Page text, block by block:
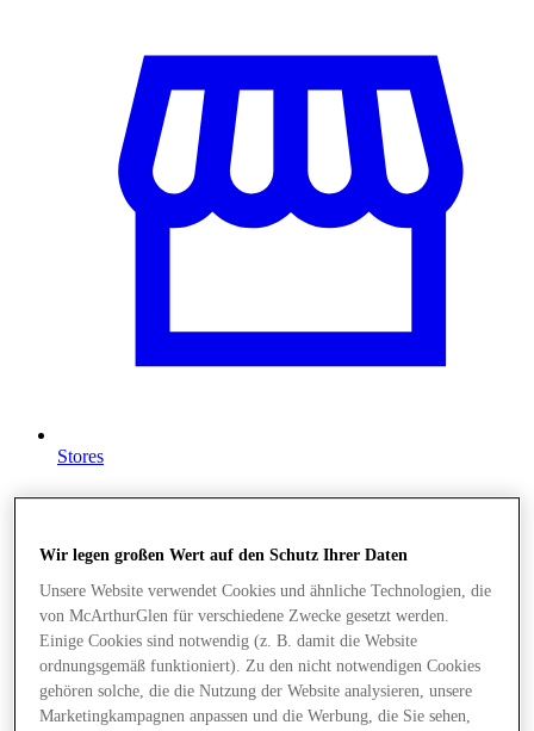
Stores
Wir legen großen Wert auf den Schutz Ihrer Daten
Unsere Website verwendet Cookies und ähnliche Technologien, die
von McArthurGlen für verschiedene Zwecke gesetzt werden.
Einige Cookies sind notwendig (z. B. damit die Website
ordnungsgemäß funktioniert). Zu den nicht notwendigen Cookies
gehören solche, die die Nutzung der Website analysieren, unsere
Marketingkampagnen anpassen und die Werbung, die Sie sehen,